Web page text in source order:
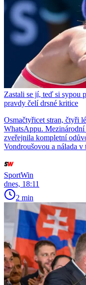
Zastali se jí, teď si sypou
pravdy čelí drsné kritice
Osmačtyřicet stran, čtyři
WhatsAppu. Mezinárodní
zveřejnila kompletní
Vondroušovou a nálada v
SportWin
dnes, 18:11
2 min